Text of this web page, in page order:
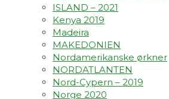
ISLAND – 2021
Kenya 2019
Madeira
MAKEDONIEN
Nordamerikanske ørkner
NORDATLANTEN
Nord-Cypern – 2019
Norge 2020